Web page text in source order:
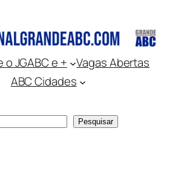
o JGABC e +
Vagas Abertas
ABC Cidades
Pesquisar